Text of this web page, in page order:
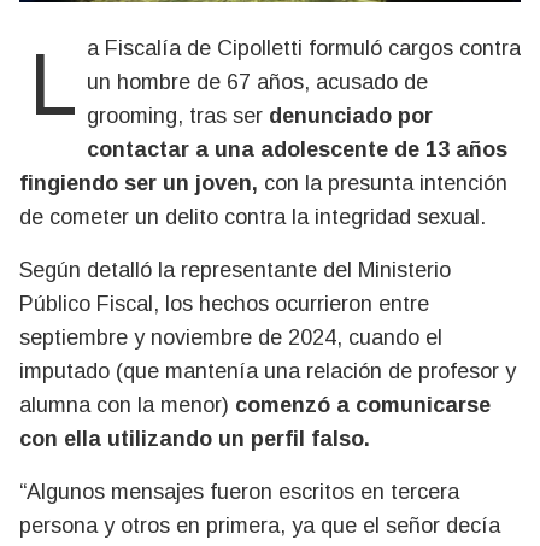
La Fiscalía de Cipolletti formuló cargos contra
un hombre de 67 años, acusado de
grooming, tras ser denunciado por
contactar a una adolescente de 13 años
fingiendo ser un joven, con la presunta intención
de cometer un delito contra la integridad sexual.
Según detalló la representante del Ministerio
Público Fiscal , los hechos ocurrieron entre
septiembre y noviembre de 2024, cuando el
imputado (que mantenía una relación de profesor y
alumnacon la menor) comenzó a comunicarse
con ella utilizando un perfil falso.
“Algunos mensajes fueron escritos en tercera
persona y otros en primera, ya que el señor decía